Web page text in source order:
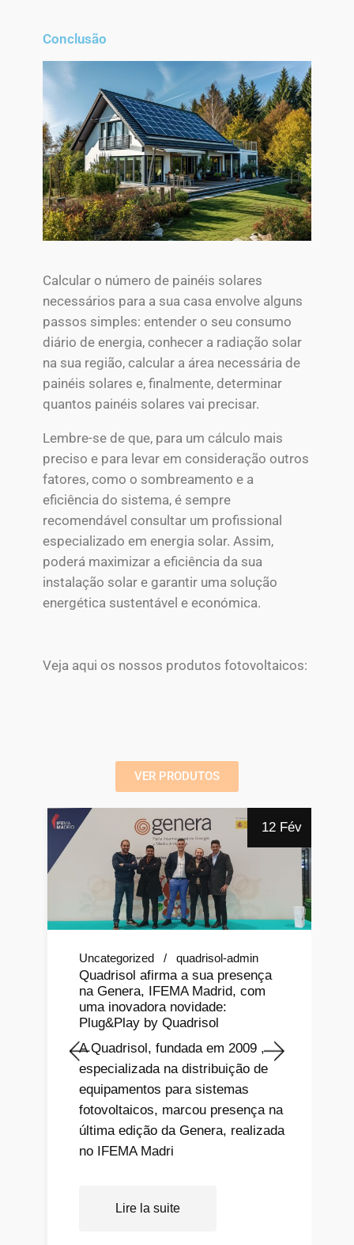
Conclusão
Calcular o número de painéis solares
necessários para a sua casa envolve alguns
passos simples: entender o seu consumo
diário de energia, conhecer a radiação solar
na sua região, calcular a área necessária de
painéis solares e, finalmente, determinar
quantos painéis solares vai precisar.
Lembre-se de que, para um cálculo mais
preciso e para levar em consideração outros
fatores, como o sombreamento e a
eficiência do sistema, é sempre
recomendável consultar um profissional
especializado em energia solar. Assim,
poderá maximizar a eficiência da sua
instalação solar e garantir uma solução
energética sustentável e económica.
Veja aqui os nossos produtos fotovoltaicos:
VER PRODUTOS
12 Fév
Uncategorized quadrisol-admin
Quadrisol afirma a sua presença
na Genera, IFEMA Madrid, com
uma inovadora novidade:
Plug&Play by Quadrisol
A Quadrisol, fundada em 2009 ,
especializada na distribuição de
equipamentos para sistemas
fotovoltaicos, marcou presença na
última edição da Genera, realizada
no IFEMA Madri
Lire la suite